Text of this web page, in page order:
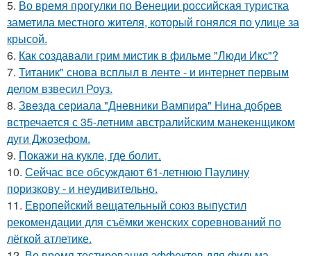
5. Во время прогулки по Венеции российская туристка
заметила местного жителя, который гонялся по улице за
крысой.
6. Как создавали грим мистик в фильме "Люди Икс"?
7. Титаник" снова всплыл в ленте - и интернет первым
делом взвесил Роуз.
8. Звeздa сериала "Дневники Вампира" Нина добрев
встречается с 35-летним австралийским манекенщиком
дуги Джозефом.
9. Покажи на кукле, где болит.
10. Сейчас все обсуждают 61-летнюю Паулину
поризкову - и неудивительно.
11. Европейский вещательный союз выпустил
рекомендации для съёмки женских соревнований по
лёгкой атлетике.